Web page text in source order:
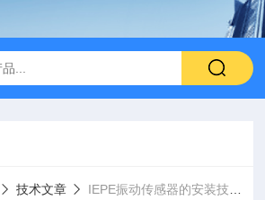
技术文章 IEPE振动传感器的安装技巧科普